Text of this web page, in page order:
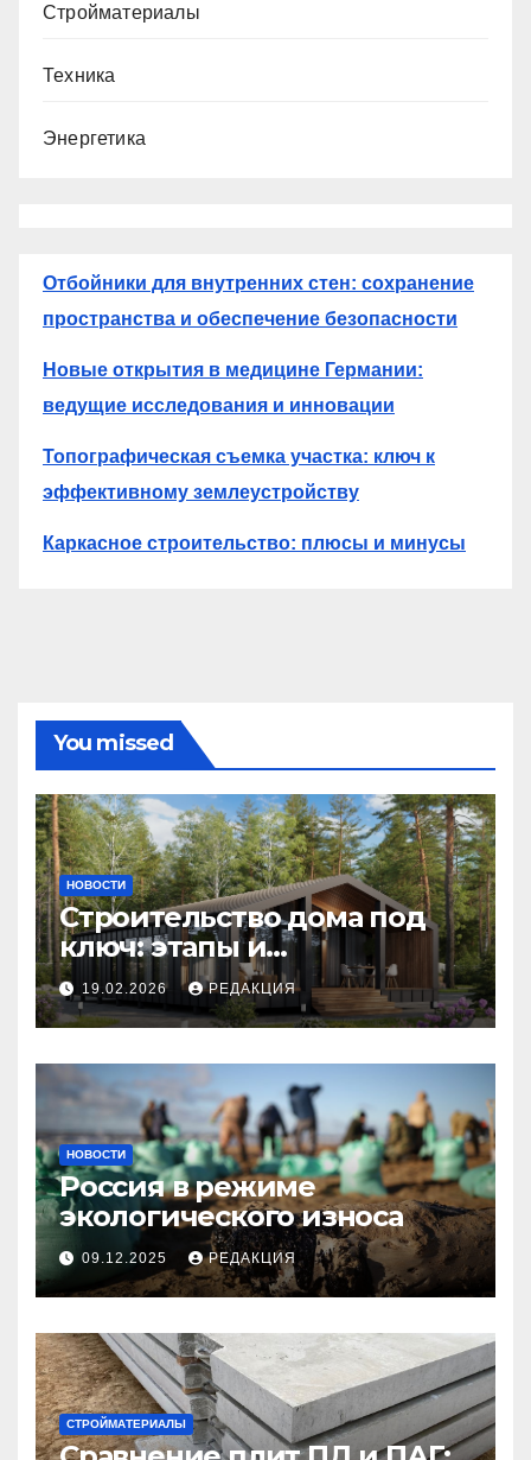
Стройматериалы
Техника
Энергетика
Отбойники для внутренних стен: сохранение
пространства и обеспечение безопасности
Новые открытия в медицине Германии:
ведущие исследования и инновации
Топографическая съемка участка: ключ к
эффективному землеустройству
Каркасное строительство: плюсы и минусы
You missed
НОВОСТИ
Строительство дома под
ключ: этапы и
планирование бюджета
19.02.2026 РЕДАКЦИЯ
НОВОСТИ
Россия в режиме
экологического износа
09.12.2025 РЕДАКЦИЯ
СТРОЙМАТЕРИАЛЫ